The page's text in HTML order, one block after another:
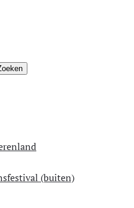
(buiten)